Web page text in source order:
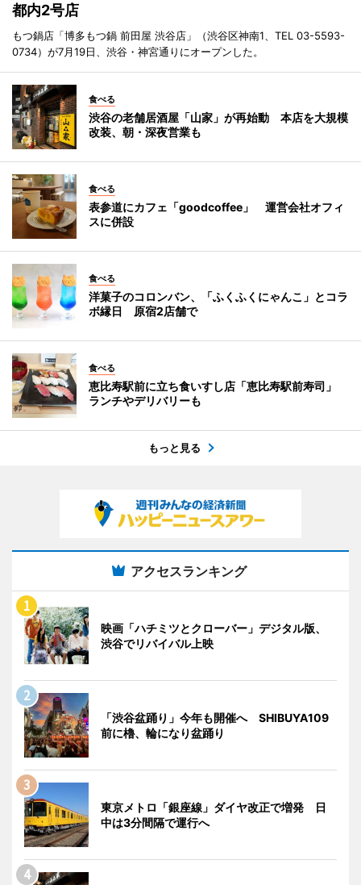
都内2号店
もつ鍋店「博多もつ鍋 前田屋 渋谷店」（渋谷区神南1、TEL 03-5593-
0734）が7月19日、渋谷・神宮通りにオープンした。
食べる
渋谷の老舗居酒屋「山家」が再始動 本店を大規模
改装、朝・深夜営業も
食べる
表参道にカフェ「goodcoffee」 運営会社オフィ
スに併設
食べる
洋菓子のコロンバン、「ふくふくにゃんこ」とコラ
ボ縁日 原宿2店舗で
食べる
恵比寿駅前に立ち食いすし店「恵比寿駅前寿司」
ランチやデリバリーも
もっと見る
アクセスランキング
映画「ハチミツとクローバー」デジタル版、
渋谷でリバイバル上映
「渋谷盆踊り」今年も開催へ SHIBUYA109
前に櫓、輪になり盆踊り
東京メトロ「銀座線」ダイヤ改正で増発 日
中は3分間隔で運行へ